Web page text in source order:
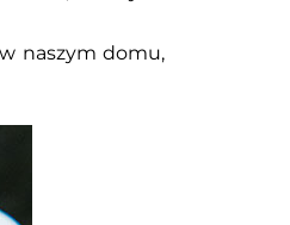
naszym domu,